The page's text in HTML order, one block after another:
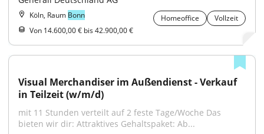
Köln, Raum Bonn Homeoffice
Vollzeit
Von 14.600,00 € bis 42.900,00 €
Visual Merchandiser im Außendienst - Verkauf
in Teilzeit (w/m/d)
mit 11 Stunden verteilt auf 2 feste Tage/Woche Das
bieten wir dir: Attraktives Gehaltspaket: Ab...